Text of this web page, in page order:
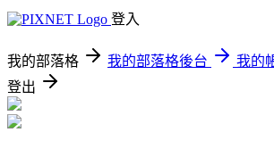
登入
我的部落格 我的部落格後台
我的
登出